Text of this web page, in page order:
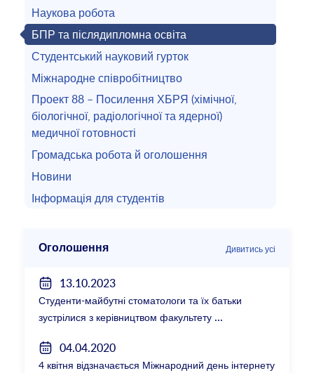
Наукова робота
БПР та післядипломна освіта
Студентський науковий гурток
Міжнародне співробітництво
Проект 88 – Посилення ХБРЯ (хімічної,
біологічної, радіологічної та ядерної)
медичної готовності
Громадська робота й оголошення
Новини
Інформація для студентів
Оголошення Дивитись усі
13.10.2023
Студенти-майбутні стоматологи та їх батьки
зустрілися з керівництвом факультету
04.04.2020
4 квітня відзначається Міжнародний день інтернету